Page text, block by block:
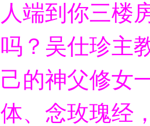
人端到你三楼
吗？吴仕珍主
己的神父修女
体、念玫瑰经